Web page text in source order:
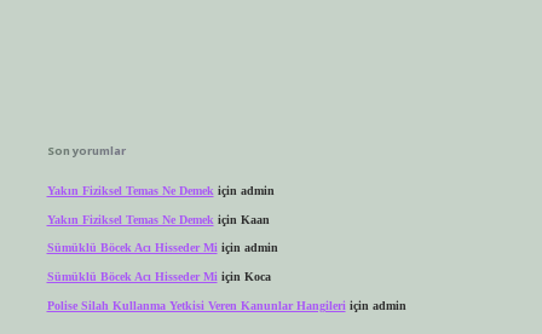
Son yorumlar
Yakın Fiziksel Temas Ne Demek için admin
Yakın Fiziksel Temas Ne Demek için Kaan
Sümüklü Böcek Acı Hisseder Miiçin admin
Sümüklü Böcek Acı Hisseder Mi için Koca
Polise Silah Kullanma Yetkisi Veren Kanunlar Hangileri için admin